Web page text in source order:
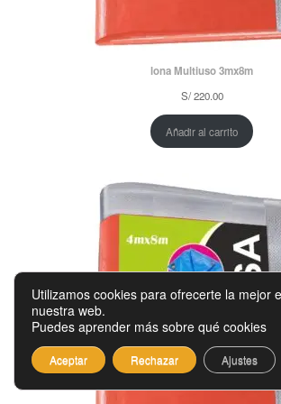
lona Multiuso 3mx8m
S/220.00
Añadir al carrito
Utilizamos cookies para ofrecerte la mejor
nuestra web.
Puedes aprender más sobre qué cookies
Aceptar Rechazar Ajustes